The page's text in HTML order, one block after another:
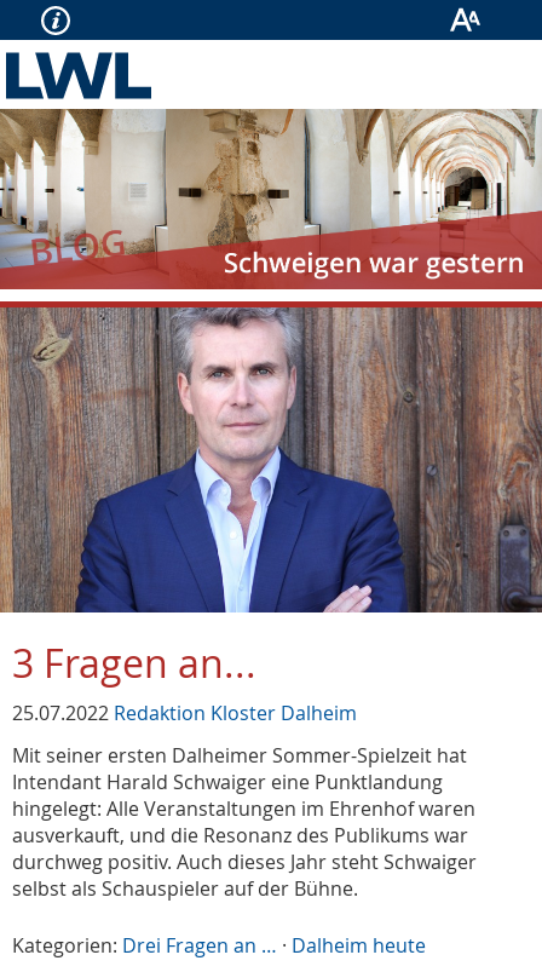
3 Fragen an...
25.07.2022 Redaktion Kloster Dalheim
Mit seiner ersten Dalheimer Sommer-Spielzeit hat
Intendant Harald Schwaiger eine Punktlandung
hingelegt: Alle Veranstaltungen im Ehrenhof waren
ausverkauft, und die Resonanz des Publikums war
durchweg positiv. Auch dieses Jahr steht Schwaiger
selbst als Schauspieler auf der Bühne.
Kategorien: Drei Fragen an … · Dalheim heute